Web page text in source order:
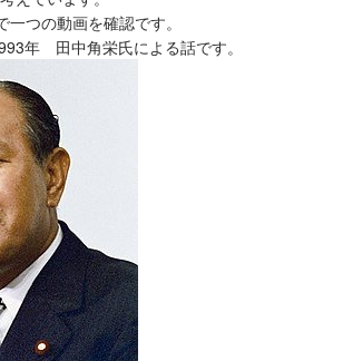
つの動画を確認です。
年 田中角栄氏による話です。